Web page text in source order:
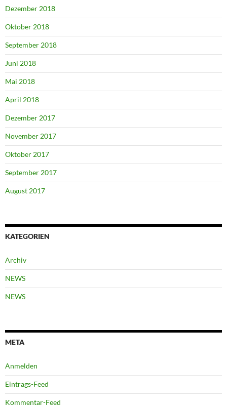
Dezember 2018
Oktober 2018
September 2018
Juni 2018
Mai 2018
April 2018
Dezember 2017
November 2017
Oktober 2017
September 2017
August 2017
KATEGORIEN
Archiv
NEWS
NEWS
META
Anmelden
Eintrags-Feed
Kommentar-Feed